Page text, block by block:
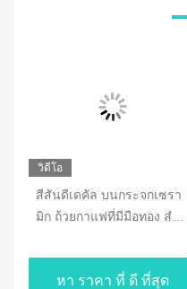
วิดีโอ
สีสันดีเดคัล บนกระจกเซรา
มิก ถ้วยกาแฟที่มีมือทอง สําห
หา ราคา ที่ ดี ที่สุด